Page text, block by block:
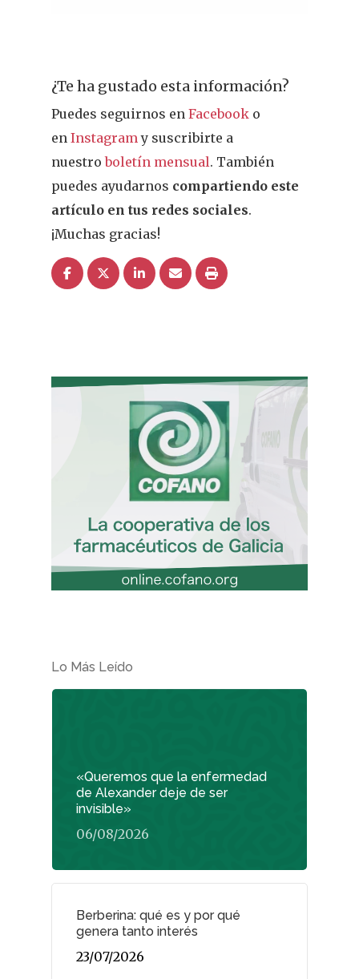
¿Te ha gustado esta información?
Puedes seguirnos enFacebook o
enInstagram y suscribirte a
nuestroboletín mensual. También
puedes ayudarnos compartiendo este
artículo en tus redes sociales.
¡Muchas gracias!
Lo Más Leído
«Queremos que la enfermedad
de Alexander deje de ser
invisible»
06/08/2026
Berberina: qué es y por qué
genera tanto interés
23/07/2026
Nutrición
Fitoterapia
La Voz De
Pacientes
Suscribirme